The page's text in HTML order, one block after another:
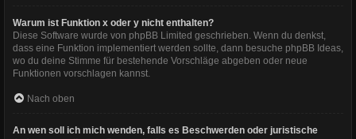
Warum ist Funktion x oder y nicht enthalten?
Diese Software wurde von phpBB Limited geschrieben. Wenn du denkst,
dass eine Funktion implementiert werden sollte, dann besuche phpBB Ideas,
wo du deine Stimme für bestehende Vorschläge abgeben oder neue
Funktionen vorschlagen kannst.
Nach oben
An wen soll ich mich wenden, falls es Beschwerden oder juristische